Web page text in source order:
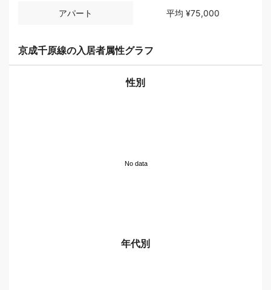
アパート 平均 ¥75,000
京成千原線の入居者属性グラフ
性別
No data
年代別